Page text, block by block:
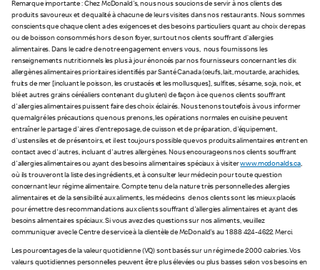
Remarque importante : Chez McDonald's, nous nous soucions de servir à nos clients des
produits savoureux et de qualité à chacune de leurs visites dans nos restaurants. Nous sommes
conscients que chaque client a des exigences et des besoins particuliers quant au choix de repas
ou de boisson consommés hors de son foyer, surtout nos clients souffrant d’allergies
alimentaires. Dans le cadre de notre engagement envers vous, nous fournissons les
renseignements nutritionnels les plus à jour énoncés par nos fournisseurs concernant les dix
allergènes alimentaires prioritaires identifiés par Santé Canada (œufs, lait, moutarde, arachides,
fruits de mer [incluant le poisson, les crustacés et les mollusques], sulfites, sésame, soja, noix, et
blé et autres grains céréaliers contenant du gluten) de façon à ce que nos clients souffrant
d'allergies alimentaires puissent faire des choix éclairés. Nous tenons toutefois à vous informer
que malgré les précautions que nous prenons, les opérations normales en cuisine peuvent
entraîner le partage d'aires d'entreposage, de cuisson et de préparation, d'équipement,
d'ustensiles et de présentoirs, et il est toujours possible que vos produits alimentaires entrent en
contact avec d'autres, incluant d'autres allergènes. Nous encourageons nos clients souffrant
d'allergies alimentaires ou ayant des besoins alimentaires spéciaux à visiterwww.mcdonalds.ca,
où ils trouveront la liste des ingrédients, et à consulter leur médecin pour toute question
concernant leur régime alimentaire. Compte tenu de la nature très personnelle des allergies
alimentaires et de la sensibilité aux aliments, les médecins de nos clients sont les mieux placés
pour émettre des recommandations aux clients souffrant d'allergies alimentaires et ayant des
besoins alimentaires spéciaux. Si vous avez des questions sur nos aliments, veuillez
communiquer avec le Centre de service à la clientèle de McDonald's au 1 888 424-4622. Merci.
Les pourcentages de la valeur quotidienne (VQ) sont basés sur un régime de 2 000 calories. Vos
valeurs quotidiennes personnelles peuvent être plus élevées ou plus basses selon vos besoins en